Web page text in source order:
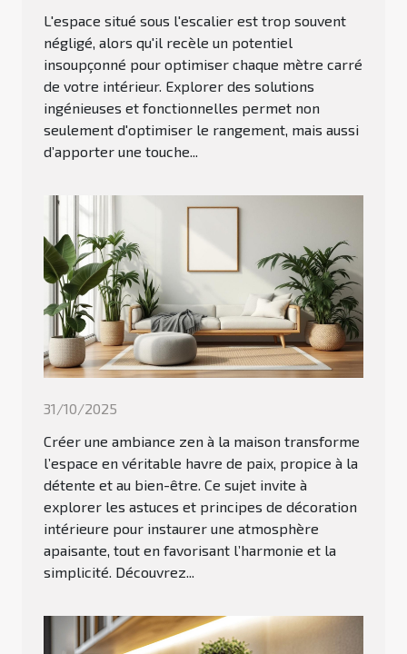
L'espace situé sous l'escalier est trop souvent
négligé, alors qu'il recèle un potentiel
insoupçonné pour optimiser chaque mètre carré
de votre intérieur. Explorer des solutions
ingénieuses et fonctionnelles permet non
seulement d'optimiser le rangement, mais aussi
d’apporter une touche...
31/10/2025
Créer une ambiance zen à la maison transforme
l’espace en véritable havre de paix, propice à la
détente et au bien-être. Ce sujet invite à
explorer les astuces et principes de décoration
intérieure pour instaurer une atmosphère
apaisante, tout en favorisant l’harmonie et la
simplicité. Découvrez...